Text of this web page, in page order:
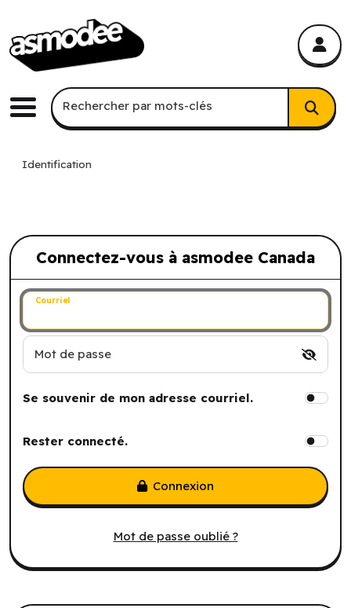
Menu
Recherche par mots-clés
Rechercher par mots-clés
Identification
Connectez-vous à asmodee Canada
Connectez-vous à asmodee Canada
Courriel
Mot de passe
Se souvenir de mon adresse courriel.
Rester connecté.
Mot de passe oublié ?
Connexion